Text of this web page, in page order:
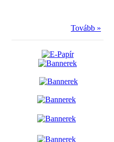
Tovább »